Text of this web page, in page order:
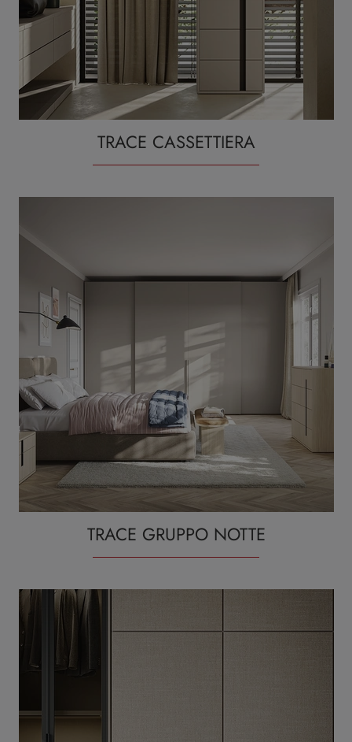
TRACE CASSETTIERA
TRACE GRUPPO NOTTE